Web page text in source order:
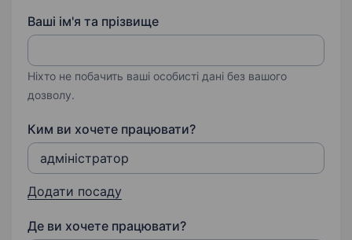
Ваші ім'я та прізвище
Ніхто не побачить ваші особисті дані без вашого
дозволу.
Ким ви хочете працювати?
Додати посаду
Де ви хочете працювати?